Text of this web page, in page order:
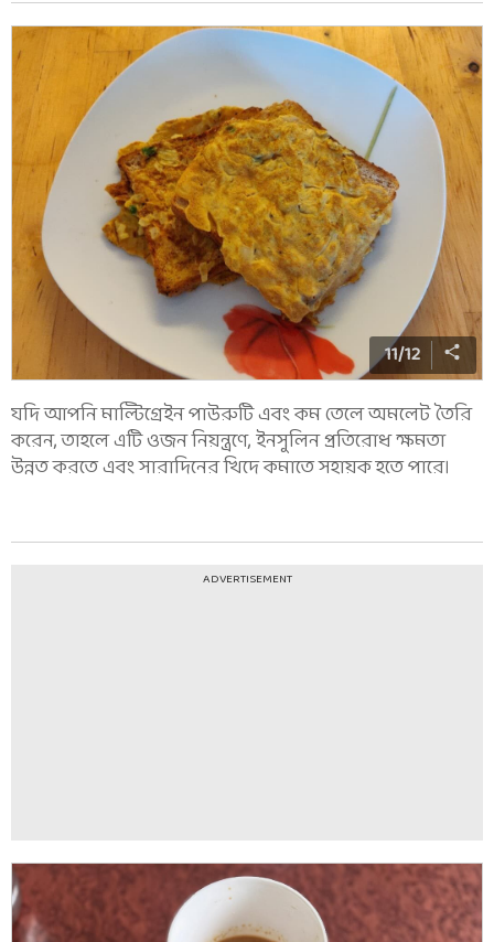
11/12
যদি আপনি মাল্টিগ্রেইন পাউরুটি এবং কম তেলে অমলেট তৈরি
করেন, তাহলে এটি ওজন নিয়ন্ত্রণে, ইনসুলিন প্রতিরোধ ক্ষমতা
উন্নত করতে এবং সারাদিনের খিদে কমাতে সহায়ক হতে পারে।
ADVERTISEMENT